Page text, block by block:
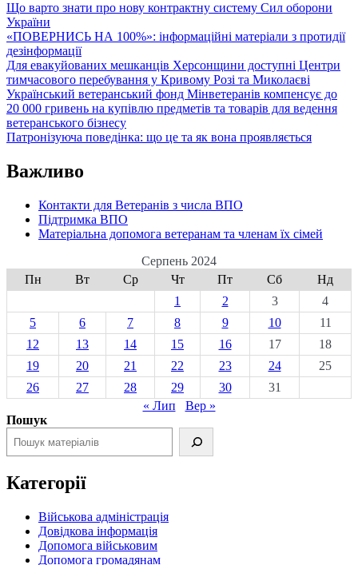
Що варто знати про нову контрактну систему Сил оборони
України
«ПОВЕРНИСЬ НА 100%»: інформаційні матеріали з протидії
дезінформації
Для евакуйованих мешканців Херсонщини доступні Центри
тимчасового перебування у Кривому Розі та Миколаєві
Український ветеранський фонд Мінветеранів компенсує до
20 000 гривень на купівлю предметів та товарів для ведення
ветеранського бізнесу
Патронізуюча поведінка: що це та як вона проявляється
Важливо
Контакти для Ветеранів з числа ВПО
Підтримка ВПО
Матеріальна допомога ветеранам та членам їх сімей
Серпень 2024
Пн
Вт Ср Чт Пт Сб
Нд
1
2 3
4
5
6 7 8 9 10
11
12
13 14 15 16 17
18
19
20 21 22 23 24
25
26
27 28 29 30
31
« Лип
Вер »
Пошук
Категорії
Військова адміністрація
Довідкова інформація
Допомога військовим
Допомога громадянам